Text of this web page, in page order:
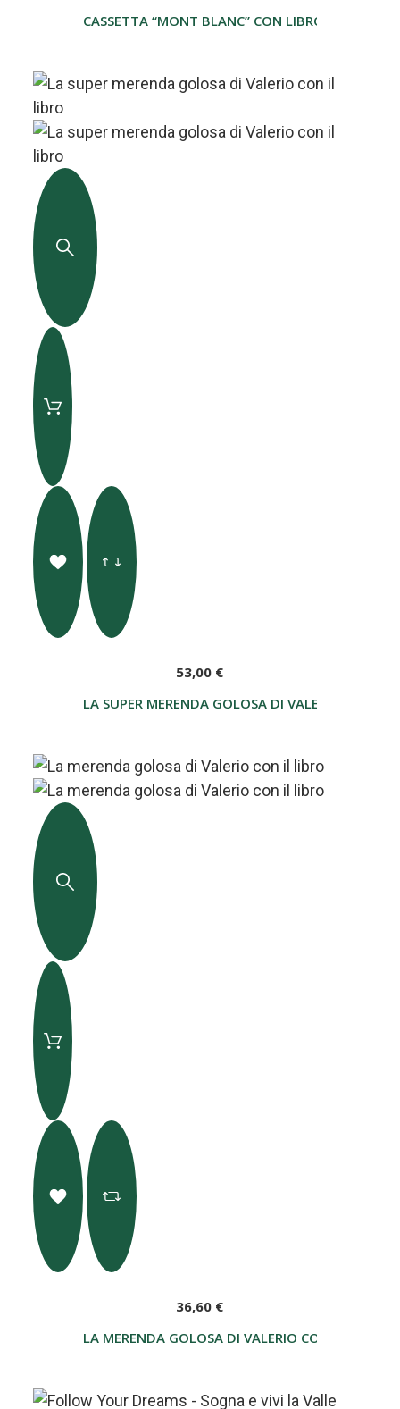
CASSETTA “MONT BLANC” CON LIBRO "CONTE
LA SUPER MERENDA GOLOSA DI VALERIO CON IL
53,00 €
LA MERENDA GOLOSA DI VALERIO CON IL LIBRO
36,60 €